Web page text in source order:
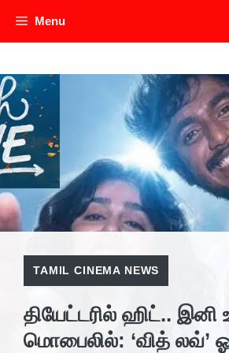
Menu
TAMIL CINEMA NEWS
தியேட்டரில் ஹிட்..
மொபைலில்: ‘வித் லவ்’